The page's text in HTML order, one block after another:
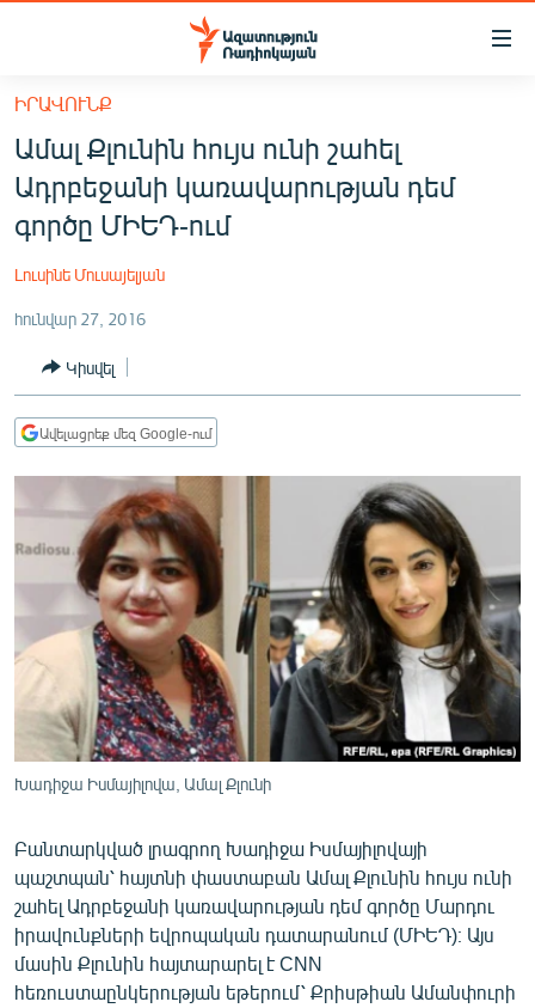
Մատչելիության
հիմնական
բովանդակությանը
Անցնել
հիմնական
մենյուին
ՀԱՅԱՍՏԱՆ
ՔԱՂԱՔԱԿԱՆ
ՏՆՏԵՍՈՒԹՅՈՒՆ
ՂԱՐԱԲԱՂ
ՏԱՐԱԾԱՇՐՋԱՆ
ՄԻՋԱԶԳԱՅԻՆ
ՄՇԱԿՈՒՅԹ
ՍՊՈՐՏ
ՄԵԿՆԱԲԱՆՈՒԹՅՈՒՆ
ՏՏ ԵՒ ԻՆՏԵՐՆԵՏ
ՏԵՍԱՆՅՈՒԹԵՐ
ԲԱՆԱՎԵՃ
ՁԳՏԵԼՈՎ ԼԱՎԱԳՈՒՅՆԻՆ
ՓՈԴՔԱՍԹ
ԻՐԱՎՈՒՆՔ
Ամալ Քլունին հույս ունի շահել
Ադրբեջանի կառավարության դեմ
գործը ՄԻԵԴ-ում
Լուսինե Մուսայելյան
հունվար 27, 2016
Կիսվել
Ավելացրեք մեզ Google-ում
Խադիջա Իսմայիլովա, Ամալ Քլունի
Բանտարկված լրագրող Խադիջա Իսմայիլովայի
պաշտպան՝ հայտնի փաստաբան Ամալ Քլունին հույս ունի
շահել Ադրբեջանի կառավարության դեմ գործը Մարդու
իրավունքների եվրոպական դատարանում (ՄԻԵԴ)։ Այս
մասին Քլունին հայտարարել է CNN
հեռուստաընկերության եթերում՝ Քրիսթիան Ամանփուրի